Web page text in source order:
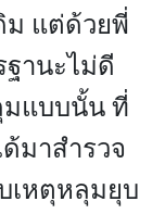
ม แต่ด้วยพี่
านะไม่ดี
มแบบนั้น ที่
มาสำรวจ
เหตุหลุมยุบ